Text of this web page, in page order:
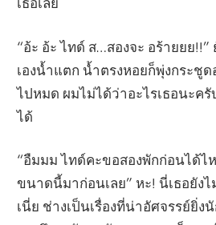
“อ้ะ อ้ะ ไทด์ ส…สองจะ อร้ายยย
เองน้ำแตก น้ำตรงหอยก็พุ่งกระชู
ไปหมด ผมไม่ได้ว่าอะไรเธอนะค
ได้
“อืมมม ไทด์คะขอสองพักก่อนได้ไ
ขนาดนี้มาก่อนเลย” หะ! นี่เธอยังไ
เนี่ย ช่างเป็นเรื่องที่น่าอัศจรรย์ยิ่ง